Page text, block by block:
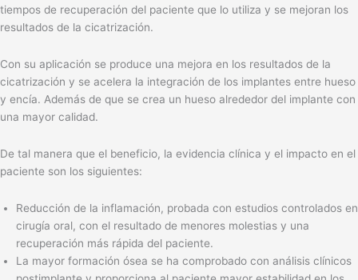
tiempos de recuperación del paciente que lo utiliza y se mejoran los
resultados de la cicatrización.
Con su aplicación se produce una mejora en los resultados de la
cicatrización y se acelera la integración de los implantes entre hueso
y encía. Además de que se crea un hueso alrededor del implante con
una mayor calidad.
De tal manera que el beneficio, la evidencia clínica y el impacto en el
paciente son los siguientes:
Reducción de la inflamación, probada con estudios controlados en
cirugía oral, con el resultado de menores molestias y una
recuperación más rápida del paciente.
La mayor formación ósea se ha comprobado con análisis clínicos